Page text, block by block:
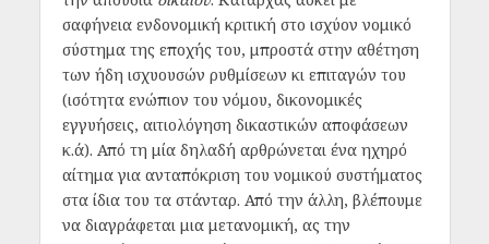
σαφήνεια ενδονομική κριτική στο ισχύον νομικό
σύστημα της εποχής του, μπροστά στην αθέτηση
των ήδη ισχυουσών ρυθμίσεων κι επιταγών του
(ισότητα ενώπιον του νόμου, δικονομικές
εγγυήσεις, αιτιολόγηση δικαστικών αποφάσεων
κ.ά). Από τη μία δηλαδή αρθρώνεται ένα ηχηρό
αίτημα για ανταπόκριση του νομικού συστήματος
στα ίδια του τα στάνταρ. Από την άλλη, βλέπουμε
να διαγράφεται μια μετανομική, ας την